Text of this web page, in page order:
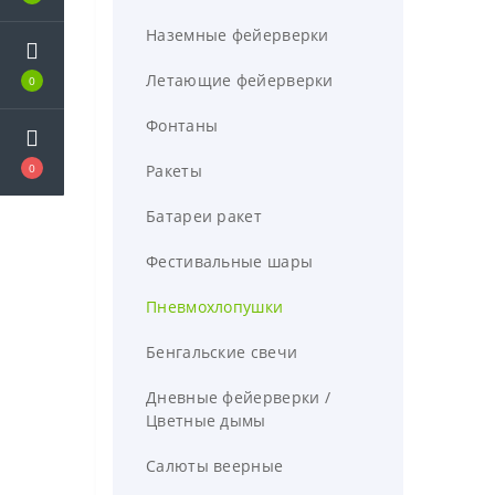
0
0
Ели смешанные - Премиум
Ели литые - Элитные
Сосны искусственные
Заснеженные ели
Белые ели
Гирлянды уличные
Наземные фейерверки
Летающие фейерверки
Фонтаны
Ракеты
Батареи ракет
Фестивальные шары
Пневмохлопушки
Бенгальские свечи
Дневные фейерверки /
Цветные дымы
Салюты веерные